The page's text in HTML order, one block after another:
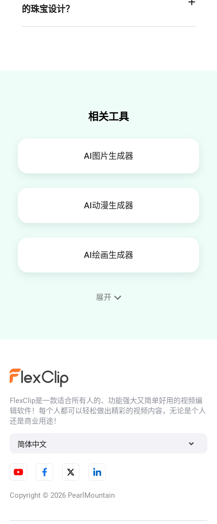
的珠宝设计？
相关工具
AI图片生成器
AI动漫生成器
AI绘画生成器
AI 人脸生成器
展开
FlexClip是一款适合所有人的、功能强大又简单好用的视频编
辑软件！每个人都可以轻松做出精彩的视频内容，无论是个人
还是商业用途！
简体中文
Copyright © 2026 PearlMountain